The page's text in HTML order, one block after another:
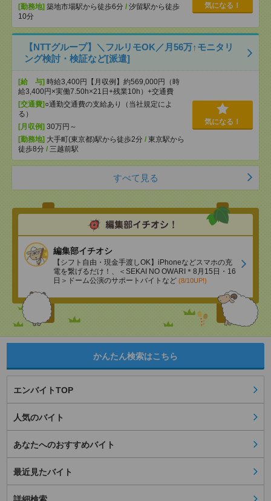
[勤務地] 築地市場駅から徒歩6分 / 汐留駅から徒歩
10分
気になる！
【NTTグループ】＼フルリモOK／月56万↑モニタリ
ング検討・検証など[派遣]
[給 与] 時給3,400円【月収例】約569,000円（時
給3,400円×実働7.50h×21日+残業10h）+交通費
[交通費]○通勤交通費の支給あり（当社規定によ
る）
[月収例] 30万円～
[勤務地] 大手町(東京都)駅から徒歩2分 / 東京駅から
徒歩8分 / 三越前駅
気になる！
すべて見る
編集部イチオシ
【シフト自由・現金手渡しOK】iPhoneなどスマホの充
電を繋げるだけ！、＜SEKAI NO OWARI＊8月15日・16
日＞ドーム公演のサポートバイトなど (8/10UP!)
かんたん検索はこちら
エンバイトTOP
人気のバイト
あなたへのおすすめバイト
最近見たバイト
詳細検索